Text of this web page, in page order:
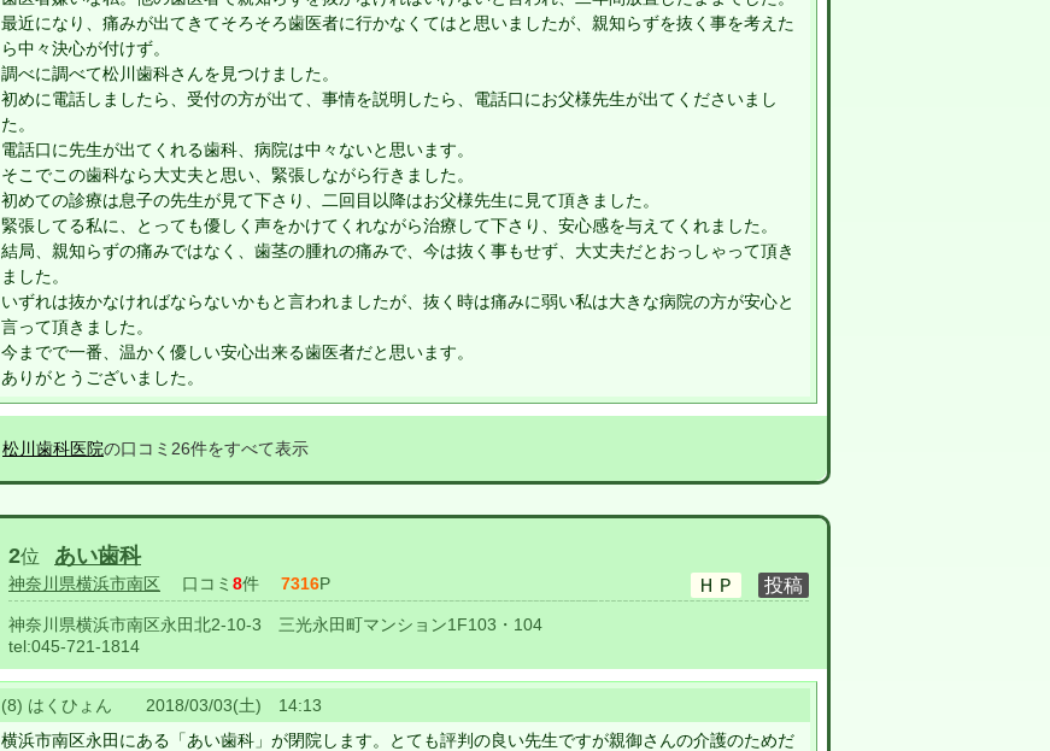
最近になり、痛みが出てきてそろそろ歯医者に行かなくてはと思いましたが、親知らずを抜く事を考えた
ら中々決心が付けず。
調べに調べて松川歯科さんを見つけました。
初めに電話しましたら、受付の方が出て、事情を説明したら、電話口にお父様先生が出てくださいまし
た。
電話口に先生が出てくれる歯科、病院は中々ないと思います。
そこでこの歯科なら大丈夫と思い、緊張しながら行きました。
初めての診療は息子の先生が見て下さり、二回目以降はお父様先生に見て頂きました。
緊張してる私に、とっても優しく声をかけてくれながら治療して下さり、安心感を与えてくれました。
結局、親知らずの痛みではなく、歯茎の腫れの痛みで、今は抜く事もせず、大丈夫だとおっしゃって頂き
ました。
いずれは抜かなければならないかもと言われましたが、抜く時は痛みに弱い私は大きな病院の方が安心と
言って頂きました。
今までで一番、温かく優しい安心出来る歯医者だと思います。
ありがとうございました。
松川歯科医院の口コミ26件をすべて表示
2位 あい歯科
神奈川県横浜市南区 口コミ 8件 7316P
神奈川県横浜市南区永田北2-10-3 三光永田町マンション1F103・104
tel:045-721-1814
(8) はくひょん 2018/03/03(土) 14:13
横浜市南区永田にある「あい歯科」が閉院します。とても評判の良い先生ですが親御さんの介護のためだ